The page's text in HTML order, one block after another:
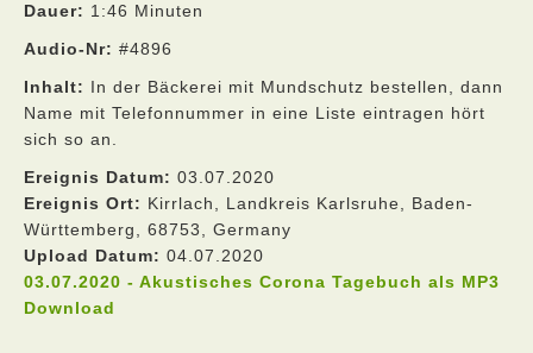
Dauer: 1:46 Minuten
Audio-Nr: #4896
Inhalt: In der Bäckerei mit Mundschutz bestellen, dann
Name mit Telefonnummer in eine Liste eintragen hört
sich so an.
Ereignis Datum: 03.07.2020
Ereignis Ort: Kirrlach, Landkreis Karlsruhe, Baden-
Württemberg, 68753, Germany
Upload Datum: 04.07.2020
03.07.2020 - Akustisches Corona Tagebuch als MP3
Download